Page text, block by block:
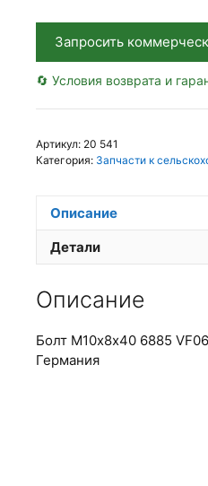
Запросить
🔄 Условия возврата и
Артикул: 20 541
Категория: Запчасти к
Описание
Детали
Описание
Болт М10х8х40 6885
Германия